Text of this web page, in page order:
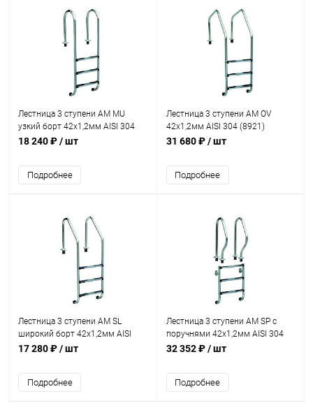
Лестница 3 ступени AM MU
узкий борт 42х1,2мм AISI 304
(MU-315)
18 240 ₽/ шт
Подробнее
Лестница 3 ступени AM OV
42х1,2мм AISI 304 (8921)
31 680 ₽/ шт
Подробнее
Лестница 3 ступени AM SL
широкий борт 42х1,2мм AISI
304 (SL-315)
17 280 ₽/ шт
Подробнее
Лестница 3 ступени AM SP с
поручнями 42х1,2мм AISI 304
(SP-315)
32 352 ₽/ шт
Подробнее